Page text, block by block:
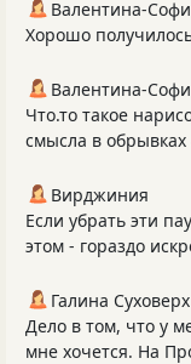
Валентина-Софи
Хорошо
Валентина-Софи
Что.то такое
смысла в обрывках
Вирджиния
Если убрать эти
этом - гораздо
Галина Суховерх
Дело в том, что у
мне хочется. На